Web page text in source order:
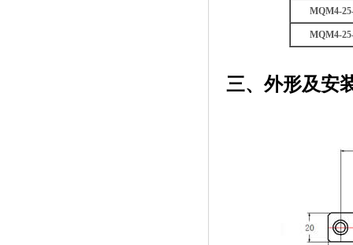
MQM4-
MQM4-
三、外形及安